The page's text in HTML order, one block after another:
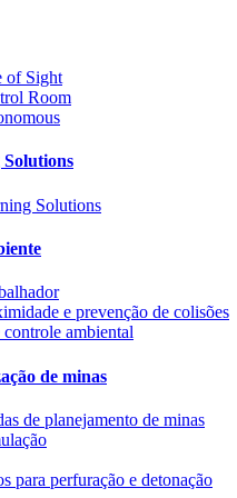
of Sight
Room
Solutions
e prevenção de colisões
ambiental
de minas
de planejamento de minas
para perfuração e detonação